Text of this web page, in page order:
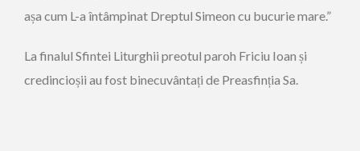
așa cum L-a întâmpinat Dreptul Simeon cu bucurie mare.”
La finalul Sfintei Liturghii preotul paroh Friciu Ioan și
credincioșii au fost binecuvântați de Preasfinția Sa.